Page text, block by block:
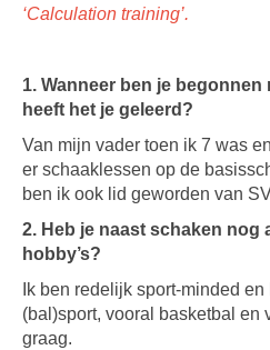
‘Calculation training’.
1. Wanneer ben je begonnen
heeft het je geleerd?
Van mijn vader toen ik 7 was
er schaaklessen op de
ben ik ook lid geworden van
2. Heb je naast schaken nog
hobby’s?
Ik ben redelijk sport-minded
(bal)sport, vooral basketbal en
graag.